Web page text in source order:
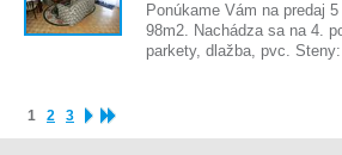
Ponúkame Vám na predaj
98m2. Nachádza sa na 4.
parkety, dlažba, pvc.
1 2 3